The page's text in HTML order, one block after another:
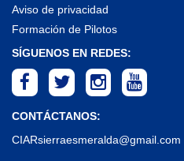
Aviso de privacidad
Formación de Pilotos
SÍGUENOS EN REDES:
CONTÁCTANOS:
CIARsierraesmeralda@gmail.com